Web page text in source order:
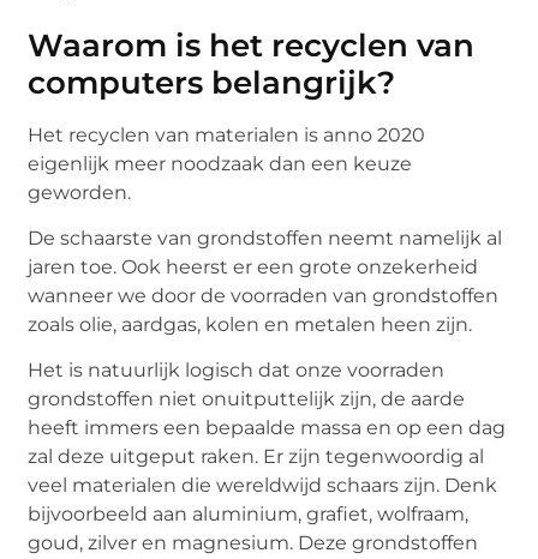
Waarom is het recyclen van
computers belangrijk?
Het recyclen van materialen is anno 2020
eigenlijk meer noodzaak dan een keuze
geworden.
De schaarste van grondstoffen neemt namelijk al
jaren toe. Ook heerst er een grote onzekerheid
wanneer we door de voorraden van grondstoffen
zoals olie, aardgas, kolen en metalen heen zijn.
Het is natuurlijk logisch dat onze voorraden
grondstoffen niet onuitputtelijk zijn, de aarde
heeft immers een bepaalde massa en op een dag
zal deze uitgeput raken. Er zijn tegenwoordig al
veel materialen die wereldwijd schaars zijn. Denk
bijvoorbeeld aan aluminium, grafiet, wolfraam,
goud, zilver en magnesium. Deze grondstoffen